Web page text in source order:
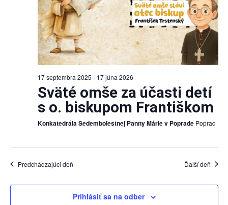
17 septembra 2025 - 17 júna 2026
Sväté omše za účasti detí
s o. biskupom Františkom
Konkatedrála Sedembolestnej Panny Márie v Poprade Poprad
Predchádzajúci deň Ďalší deň
Prihlásiť sa na odber